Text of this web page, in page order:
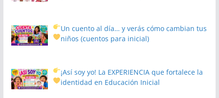
Un cuento al día… y verás cómo cambian tus
niños(cuentos para inicial)
¡Así soy yo! La EXPERIENCIA que fortalece la
identidad en Educación Inicial